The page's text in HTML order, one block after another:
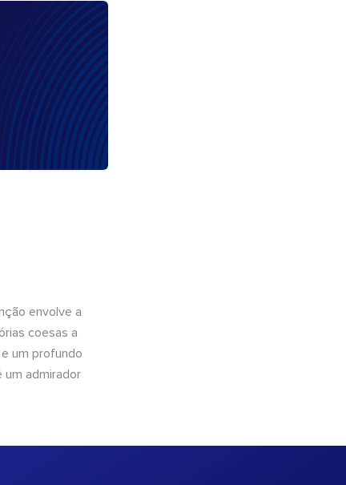
envolve a
coesas a
um profundo
um admirador